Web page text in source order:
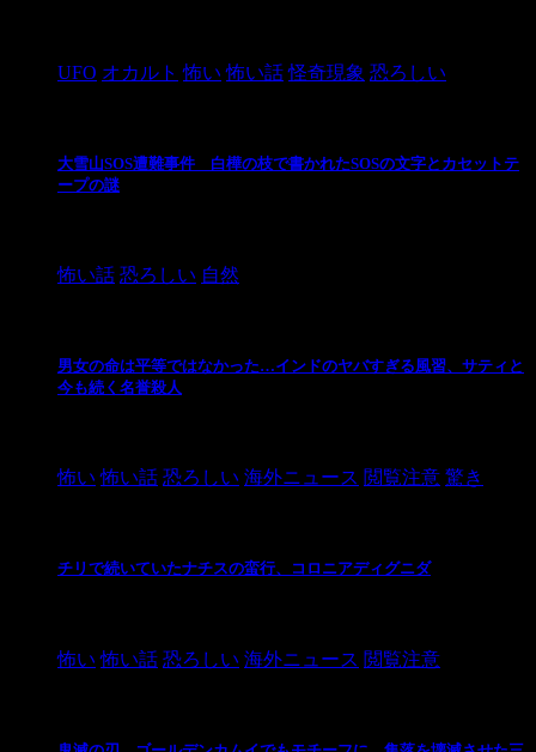
UFO オカルト 怖い 怖い話 怪奇現象 恐ろしい
大雪山SOS遭難事件 白樺の枝で書かれたSOSの文字とカセットテ
ープの謎
怖い話 恐ろしい 自然
男女の命は平等ではなかった…インドのヤバすぎる風習、サティと
今も続く名誉殺人
怖い 怖い話 恐ろしい 海外ニュース 閲覧注意 驚き
チリで続いていたナチスの蛮行、コロニアディグニダ
怖い 怖い話 恐ろしい 海外ニュース 閲覧注意